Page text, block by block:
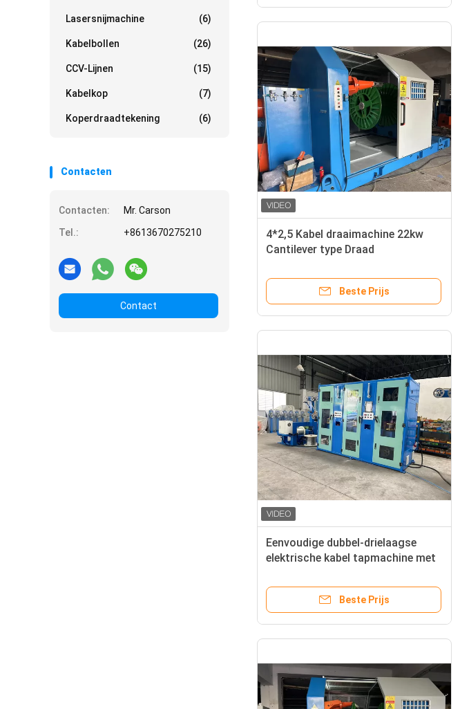
Lasersnijmachine (6)
Kabelbollen (26)
CCV-Lijnen (15)
Kabelkop (7)
Koperdraadtekening (6)
Contacten
Contacten:
Mr. Carson
Tel.:
+8613670275210
Contact
4*2,5 Kabel draaimachine 22kw
Cantilever type Draad
Beste Prijs
Eenvoudige dubbel-drielaagse
elektrische kabel tapmachine met
Beste Prijs